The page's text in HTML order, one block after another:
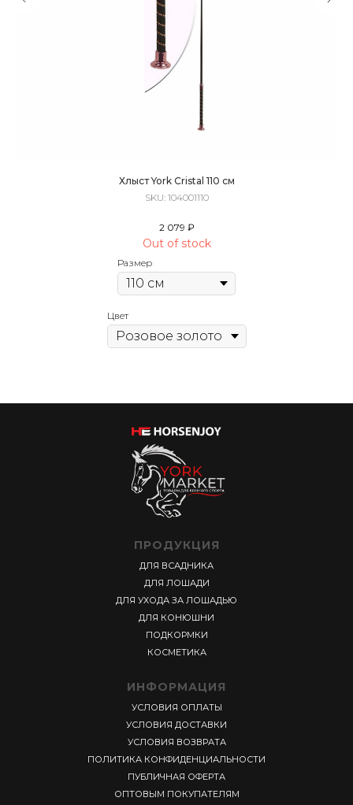
Хлыст York Cristal 110 см
SKU: 104001110
2 079 ₽
Out of stock
Размер
Цвет
ПРОДУКЦИЯ
ДЛЯ ВСАДНИКА
ДЛЯ ЛОШАДИ
ДЛЯ УХОДА ЗА ЛОШАДЬЮ
ДЛЯ КОНЮШНИ
ПОДКОРМКИ
КОСМЕТИКА
ИНФОРМАЦИЯ
УСЛОВИЯ ОПЛАТЫ
УСЛОВИЯ ДОСТАВКИ
УСЛОВИЯ ВОЗВРАТА
ПОЛИТИКА КОНФИДЕНЦИАЛЬНОСТИ
ПУБЛИЧНАЯ ОФЕРТА
ОПТОВЫМ ПОКУПАТЕЛЯМ